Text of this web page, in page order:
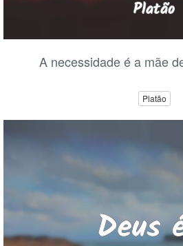
A necessidade é a mãe
Platão